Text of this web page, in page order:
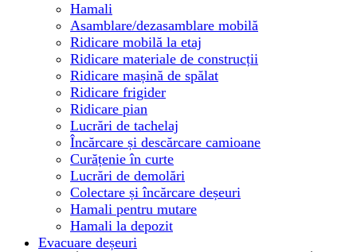
Hamali
Asamblare/dezasamblare mobilă
Ridicare mobilă la etaj
Ridicare materiale de construcții
Ridicare mașină de spălat
Ridicare frigider
Ridicare pian
Lucrări de tachelaj
Încărcare și descărcare camioane
Curățenie în curte
Lucrări de demolări
Colectare și încărcare deșeuri
Hamali pentru mutare
Hamali la depozit
Evacuare deșeuri